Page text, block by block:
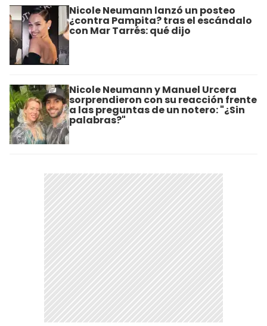
Nicole Neumann lanzó un posteo
¿contra Pampita? tras el escándalo
con Mar Tarrés: qué dijo
Nicole Neumann y Manuel Urcera
sorprendieron con su reacción frente
a las preguntas de un notero: "¿Sin
palabras?"